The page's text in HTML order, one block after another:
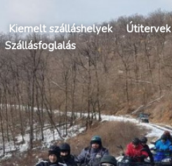
Kiemelt szálláshelyek Útitervek
Szállásfoglalás